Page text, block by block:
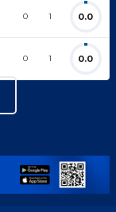
0 1 0.0
0 1 0.0